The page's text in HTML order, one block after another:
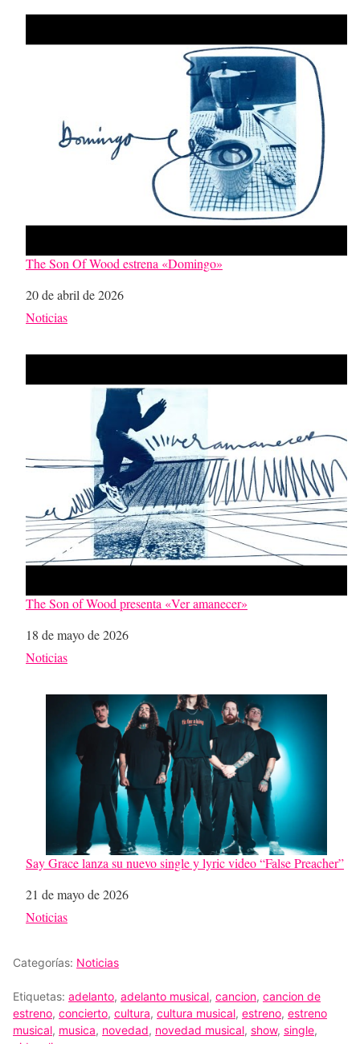
The Son Of Wood estrena «Domingo»
Fecha
20 de abril de 2026
Respecto a
Noticias
The Son of Wood presenta «Ver amanecer»
Fecha
18 de mayo de 2026
Respecto a
Noticias
Say Grace lanza su nuevo single y lyric video “False Preacher”
Fecha
21 de mayo de 2026
Respecto a
Noticias
Categorías: Noticias
Etiquetas: adelanto, adelanto musical, cancion, cancion de
estreno, concierto, cultura, cultura musical, estreno, estreno
musical, musica, novedad, novedad musical, show, single,